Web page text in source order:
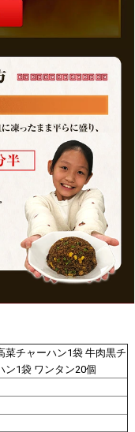
菜チャーハン1袋 牛肉黒チ
ン1袋 ワンタン20個